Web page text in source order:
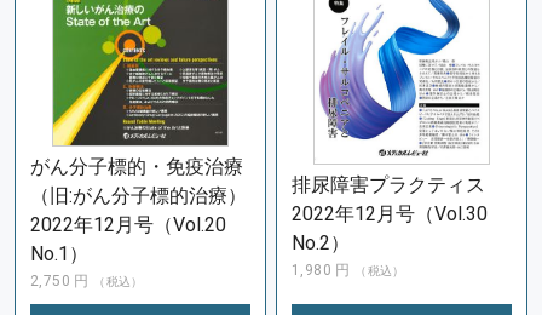
がん分子標的・免疫治療
（旧:がん分子標的治療）
2022年12月号（Vol.20
No.1）
2,750 円 （税込）
排尿障害プラクティス
2022年12月号（Vol.30
No.2）
1,980 円 （税込）